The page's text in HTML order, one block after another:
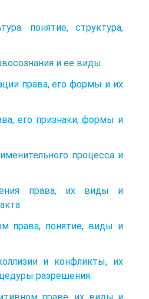
понятие, структура,
и ее виды.
права, его формы и их
его признаки, формы и
процесса и
права, их виды и
права, понятие, виды и
и конфликты, их
разрешения.